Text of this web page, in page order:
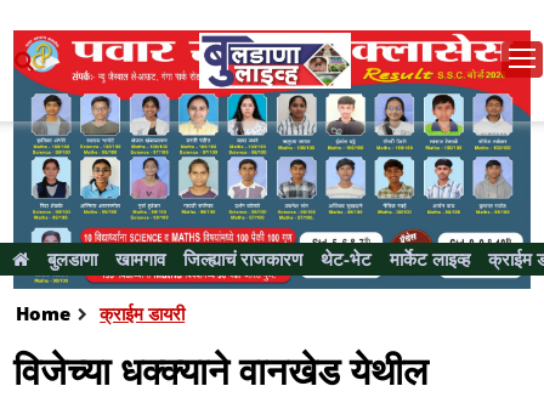
बुलडाणा खामगाव जिल्ह्याचं राजकारण थेट-भेट मार्केट लाइव्ह क्राईम
Home क्राईम डायरी
विजेच्या धक्क्याने वानखेड येथील